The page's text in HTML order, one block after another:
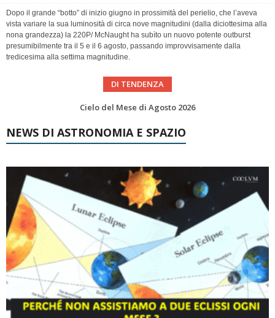
Dopo il grande “botto” di inizio giugno in prossimità del perielio, che l’aveva
vista variare la sua luminosità di circa nove magnitudini (dalla diciottesima alla
nona grandezza) la 220P/ McNaught ha subìto un nuovo potente outburst
presumibilmente tra il 5 e il 6 agosto, passando improvvisamente dalla
tredicesima alla settima magnitudine.
DI TENDENZA
NEWS DI ASTRONOMIA E SPAZIO